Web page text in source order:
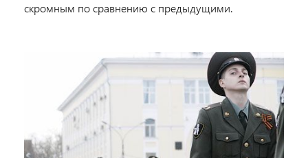
скромным по сравнению с предыдущими.